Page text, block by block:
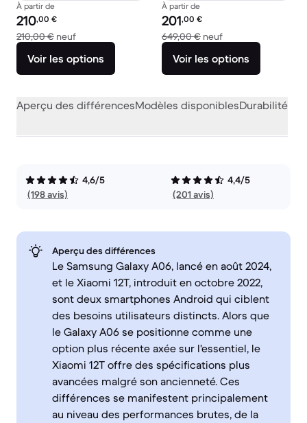
À partir de
Prix reconditionné :
210,00 €
210,00 € neufcontre 210,00 € neuf
Voir les options
À partir de
Prix reconditionné :
201,00 €
649,00 € neufcontre 649,00 €
Voir les options
Aperçu des différencesModèles disponiblesDurabilité
4,6/5
(198 avis)
4,4/5
(201 avis)
Aperçu des différences
Le Samsung Galaxy A06, lancé en août 2024,
et le Xiaomi 12T, introduit en octobre 2022,
sont deux smartphones Android qui ciblent
des besoins utilisateurs distincts. Alors que
le Galaxy A06 se positionne comme une
option plus récente axée sur l'essentiel, le
Xiaomi 12T offre des spécifications plus
avancées malgré son ancienneté. Ces
différences se manifestent principalement
au niveau des performances brutes, de la